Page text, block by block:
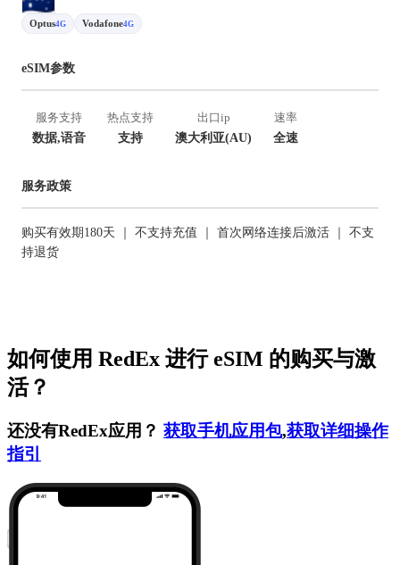
Optus4G Vodafone4G
eSIM参数
服务支持
数据,语音
热点支持
支持
出口ip
澳大利亚(AU)
速率
全速
服务政策
购买有效期180天 ｜ 不支持充值 ｜ 首次网络连接后激活 ｜ 不支
持退货
如何使用 RedEx 进行 eSIM 的购买与激
活？
还没有RedEx应用？ 获取手机应用包,获取详细操作
指引